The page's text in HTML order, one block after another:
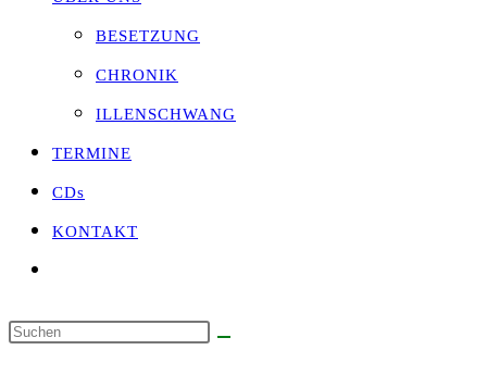
BESETZUNG
CHRONIK
ILLENSCHWANG
TERMINE
CDs
KONTAKT
umschalten
Diese